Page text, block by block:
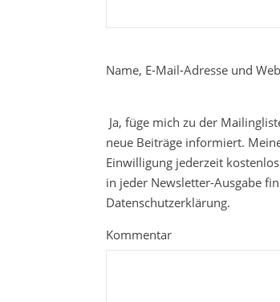
Name, E-Mail-Adresse und
Ja, füge mich zu der
neue Beiträge informiert.
Einwilligung jederzeit
in jeder Newsletter-Ausgabe
Datenschutzerklärung.
Kommentar